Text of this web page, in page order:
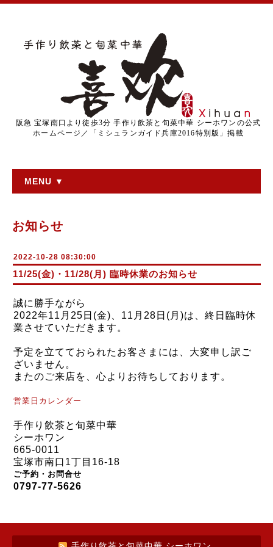
阪急 宝塚南口より徒歩3分 手作り飲茶と旬菜中華 シーホワンの公式
ホームページ／「ミシュランガイド兵庫2016特別版」掲載
MENU ▼
お知らせ
2022-10-28 08:30:00
11/25(金)・11/28(月) 臨時休業のお知らせ
誠に勝手ながら
2022年11月25日 (金)、 11月28日 (月)は、 終日 臨時休
業させていただきます。
予定を立てておられたお客さまには、大変申し訳ご
ざいません。
またのご来店を、心よりお待ちしております。
営業日カレンダー
手作り飲茶と旬菜中華
シーホワン
665-0011
宝塚市南口1丁目16-18
ご予約・お問合せ
0797-77-5626